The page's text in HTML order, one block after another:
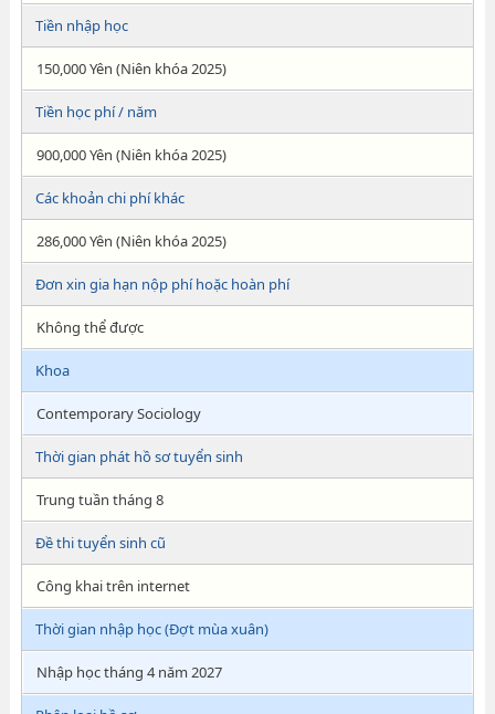
Tiền nhập học
150,000 Yên (Niên khóa 2025)
Tiền học phí / năm
900,000 Yên (Niên khóa 2025)
Các khoản chi phí khác
286,000 Yên (Niên khóa 2025)
Đơn xin gia hạn nộp phí hoặc hoàn phí
Không thể được
Khoa
Contemporary Sociology
Thời gian phát hồ sơ tuyển sinh
Trung tuần tháng 8
Đề thi tuyển sinh cũ
Công khai trên internet
Thời gian nhập học (Đợt mùa xuân)
Nhập học tháng 4 năm 2027